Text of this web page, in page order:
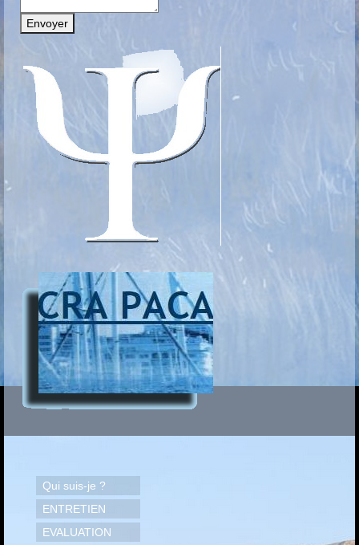
Envoyer
Qui suis-je ?
ENTRETIEN
EVALUATION